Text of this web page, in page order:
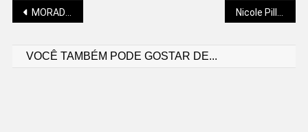
Navegação
MORADOR DE SÃO BENTO DEIXA ISRAEL
VOCÊ TAMBÉM PODE GOSTAR DE...